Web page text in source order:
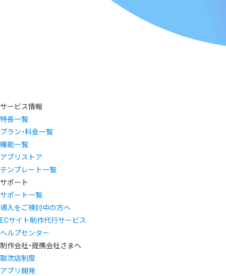
サービス情報
特長一覧
プラン・料金一覧
機能一覧
アプリストア
テンプレート一覧
サポート
サポート一覧
導入をご検討中の方へ
ECサイト制作代行サービス
ヘルプセンター
制作会社・提携会社さまへ
取次店制度
アプリ開発